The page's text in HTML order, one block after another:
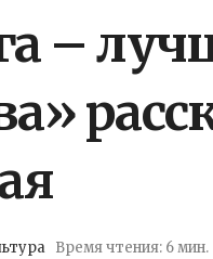
–
Время чтения: 6 мин.